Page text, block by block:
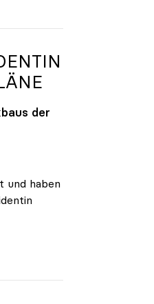
der
und haben